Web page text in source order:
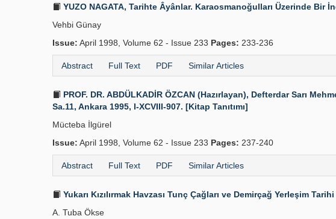
YUZO NAGATA, Tarihte Âyânlar. Karaosmanoğulları Üzerinde Bir
Vehbi Günay
Issue: April 1998, Volume 62 - Issue 233 Pages: 233-236
Abstract Full Text PDF Similar Articles
PROF. DR. ABDÜLKADİR ÖZCAN (Hazırlayan), Defterdar Sarı
Sa.11, Ankara 1995, I-XCVIII-907. [Kitap Tanıtımı]
Mücteba İlgürel
Issue: April 1998, Volume 62 - Issue 233 Pages: 237-240
Abstract Full Text PDF Similar Articles
Yukarı Kızılırmak Havzası Tunç Çağları ve Demirçağ Yerleşim Tarihi
A. Tuba Ökse